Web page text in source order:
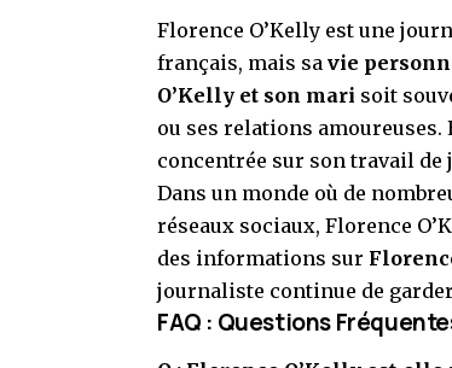
Florence O’Kelly est une
français, mais sa vie
O’Kelly et son mari soit
ou ses relations
concentrée sur son travail de
Dans un monde où de
réseaux sociaux, Florence
des informations sur
journaliste continue de
FAQ : Questions